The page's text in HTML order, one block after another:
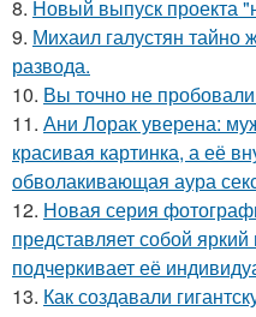
8. Новый выпуск проекта
9. Михаил галустян тайно
развода.
10. Вы точно не
11. Ани Лорак уверена:
красивая картинка, а её
обволакивающая аура
12. Новая серия
представляет собой
подчеркивает её
13. Как создавали